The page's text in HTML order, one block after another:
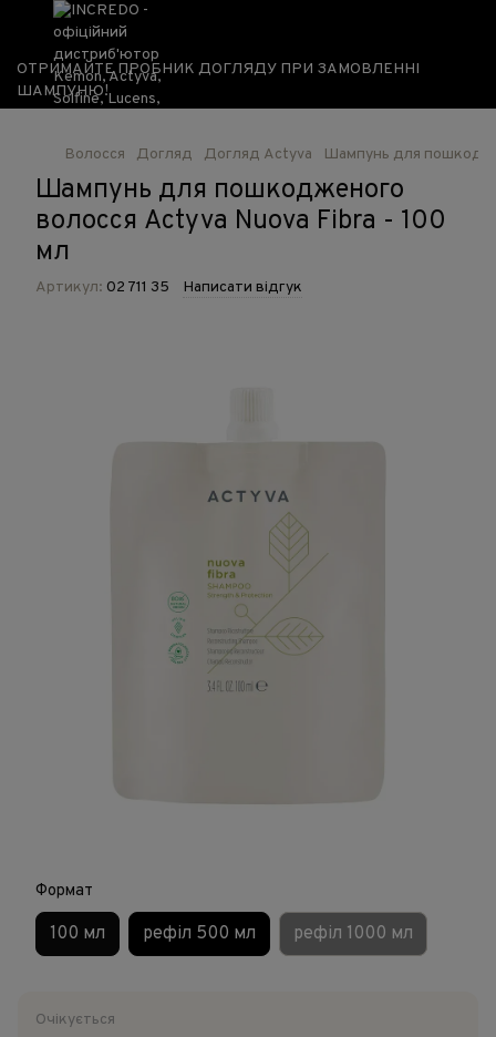
ОТРИМАЙТЕ ПРОБНИК ДОГЛЯДУ ПРИ ЗАМОВЛЕННІ
ШАМПУНЮ!
Волосся Догляд Догляд Actyva Шампунь для
Шампунь для пошкодженого
волосся Actyva Nuova Fibra - 100
мл
Артикул: 02 711 35 Написати відгук
Формат
100 мл рефіл 500 мл рефіл 1000 мл
Очікується